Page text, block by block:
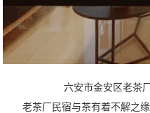
六安市金安区老茶
老茶厂民宿与茶有着不解之